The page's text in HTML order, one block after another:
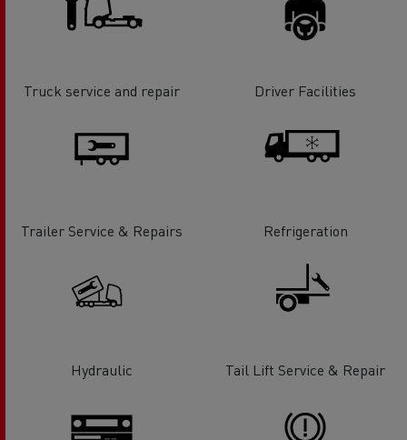
Truck service and repair Driver Facilities
Trailer Service & Repairs Refrigeration
Hydraulic Tail Lift Service & Repair